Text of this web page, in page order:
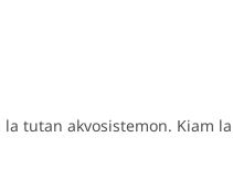
tutan akvosistemon. Kiam